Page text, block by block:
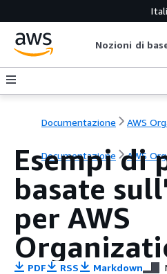
Nozioni di
Documentazione AWS
Documentazione AWS
Esempi di
basate
per AWS
PDF RSS Markdown